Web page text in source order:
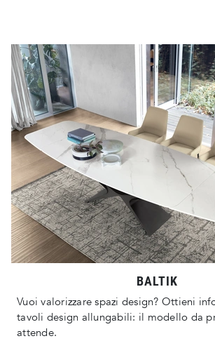
BALTIK
Vuoi valorizzare spazi design? Ottieni
tavoli design allungabili: il modello da
attende.